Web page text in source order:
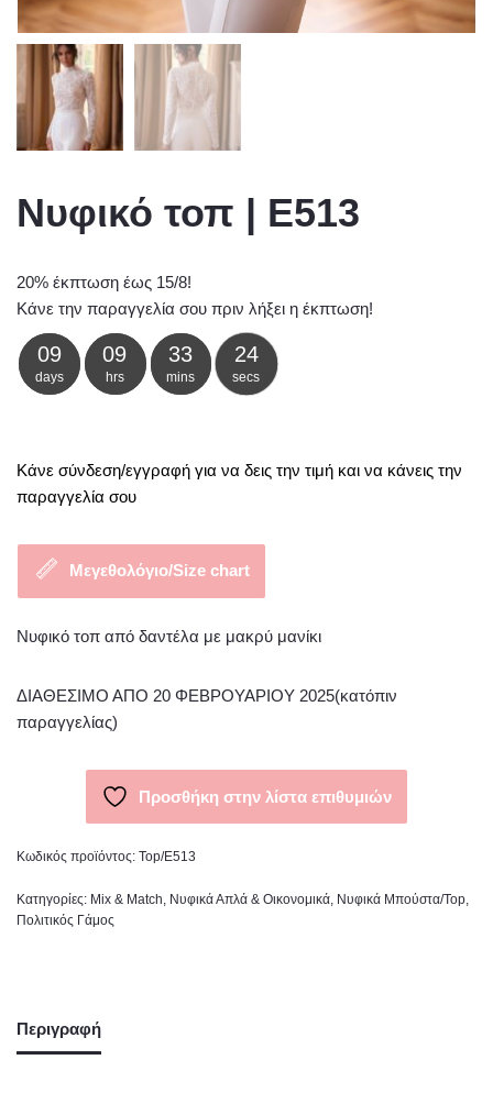
Νυφικό τοπ | E513
20% έκπτωση έως 15/8!
Κάνε την παραγγελία σου πριν λήξει η έκπτωση!
09
days
09
hrs
33
mins
23
secs
Κάνε σύνδεση/εγγραφή για να δεις την τιμή και να κάνεις την
παραγγελία σου
Μεγεθολόγιο/Size chart
Νυφικό τοπ από δαντέλα με μακρύ μανίκι
ΔΙΑΘΕΣΙΜΟ ΑΠΟ 20 ΦΕΒΡΟΥΑΡΙΟΥ 2025(κατόπιν
παραγγελίας)
Προσθήκη στην λίστα επιθυμιών
Κωδικός προϊόντος: Top/E513
Κατηγορίες: Mix & Match, Νυφικά Απλά & Οικονομικά, Νυφικά Μπούστα/Top,
Πολιτικός Γάμος
Περιγραφή